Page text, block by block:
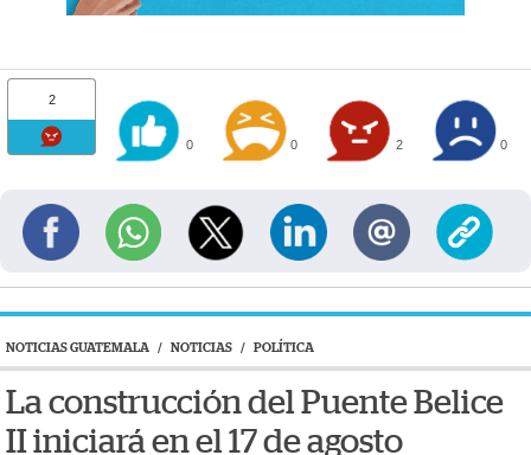
2
0 0 2 0
NOTICIAS GUATEMALA / NOTICIAS / POLÍTICA
La construcción del Puente Belice
II iniciará en el 17 de agosto